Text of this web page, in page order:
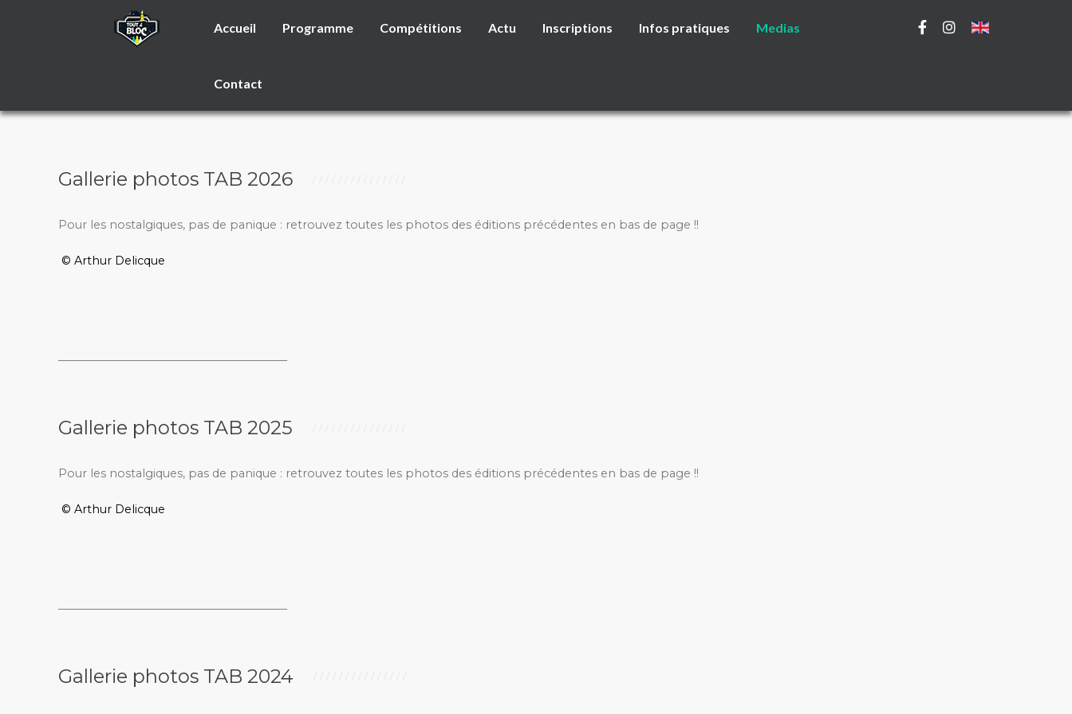
Accueil Programme Compétitions Actu Inscriptions Infos pratiques Medias
Contact
Gallerie photos TAB 2026
Pour les nostalgiques, pas de panique : retrouvez toutes les photos des éditions précédentes en bas de page !!
© Arthur Delicque
Gallerie photos TAB 2025
Pour les nostalgiques, pas de panique : retrouvez toutes les photos des éditions précédentes en bas de page !!
© Arthur Delicque
Gallerie photos TAB 2024